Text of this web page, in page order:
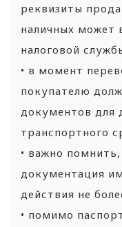
реквизиты
наличных может
налоговой
• в момент
покупателю
документов для
транспортного
• важно
документация
действия не
• помимо